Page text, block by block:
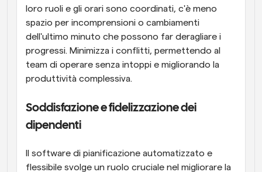
loro ruoli e gli orari sono coordinati, c'è meno
spazio per incomprensioni o cambiamenti
dell'ultimo minuto che possono far deragliare i
progressi. Minimizza i conflitti, permettendo al
team di operare senza intoppi e migliorando la
produttività complessiva.
Soddisfazione e fidelizzazione dei
dipendenti
Il software di pianificazione automatizzato e
flessibile svolge un ruolo cruciale nel migliorare la